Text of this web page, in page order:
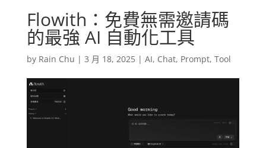
Flowith：免費無需邀請碼
的最強 AI 自動化工具
by Rain Chu | 3 月 18, 2025| AI, Chat, Prompt, Tool